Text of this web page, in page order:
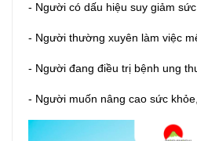
- Người có dấu hiệu suy giảm
- Người thường xuyên làm việc
- Người đang điều trị bệnh ung
- Người muốn nâng cao sức